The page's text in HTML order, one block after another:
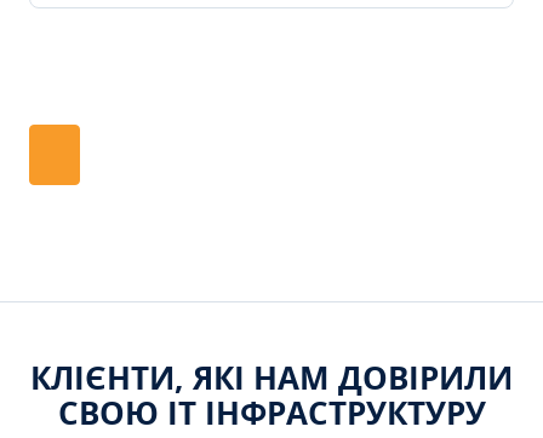
КЛІЄНТИ, ЯКІ НАМ ДОВІРИЛИ
СВОЮ ІТ ІНФРАСТРУКТУРУ